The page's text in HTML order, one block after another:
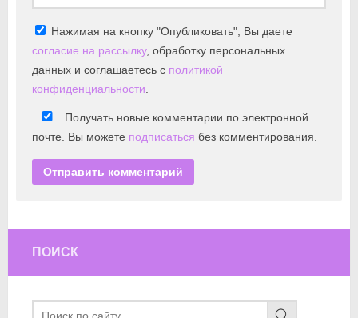
Нажимая на кнопку "Опубликовать", Вы даете
согласие на рассылку, обработку персональных
данных и соглашаетесь с политикой
конфиденциальности
Получать новые комментарии по электронной
почте. Вы можете подписаться без комментирования.
ПОИСК